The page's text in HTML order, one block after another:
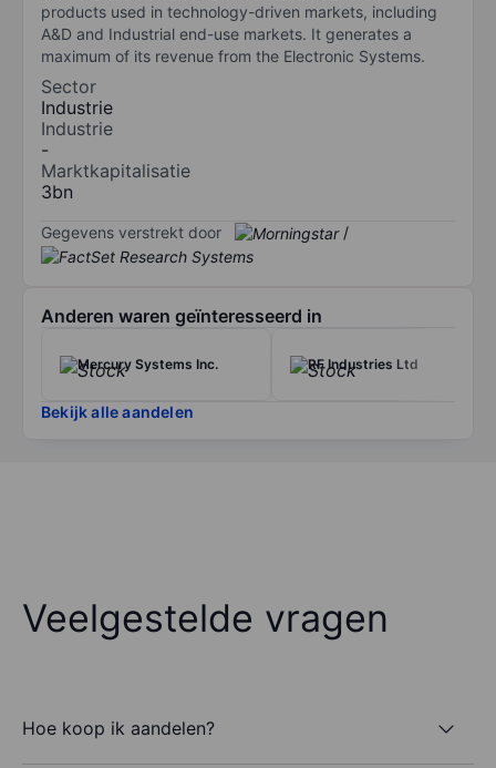
products used in technology-driven markets, including
A&D and Industrial end-use markets. It generates a
maximum of its revenue from the Electronic Systems.
Sector
Industrie
Industrie
-
Marktkapitalisatie
3bn
Gegevens verstrekt door /
Anderen waren geïnteresseerd in
Mercury Systems Inc. RF Industries Ltd
Bekijk alle aandelen
Veelgestelde vragen
Hoe koop ik aandelen?